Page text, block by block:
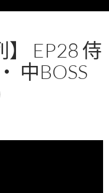
】 EP28 侍
中BOSS